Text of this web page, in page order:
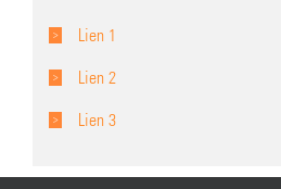
Lien 1
Lien 2
Lien 3